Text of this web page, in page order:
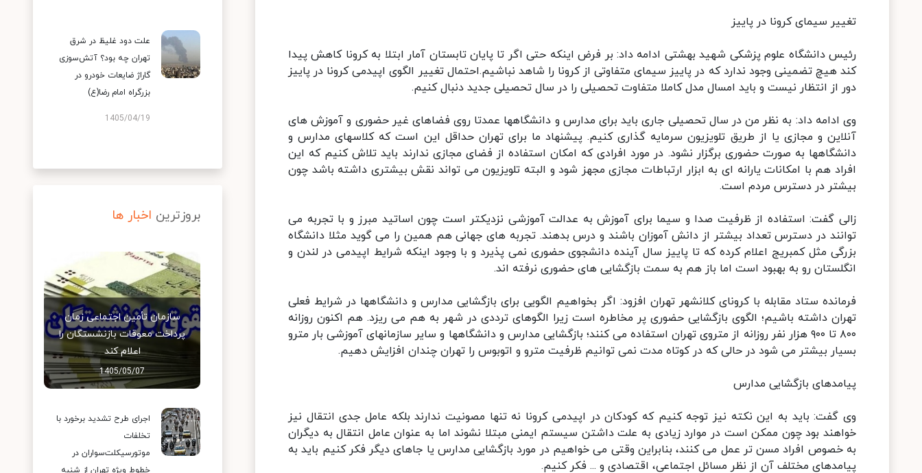
تغییر سیمای کرونا در پاییز
رئیس دانشگاه علوم پزشکی شهید بهشتی ادامه داد: بر فرض اینکه حتی اگر تا پایان تابستان آمار ابتلا به کرونا کاهش پیدا
کند هیچ تضمینی وجود ندارد که در پاییز سیمای متفاوتی از کرونا را شاهد نباشیم.احتمال تغییر الگوی اپیدمی کرونا در پاییز
دور از انتظار نیست و باید امسال مدل کاملا متفاوت تحصیلی را در سال تحصیلی جدید دنبال کنیم.
وی ادامه داد: به نظر من در سال تحصیلی جاری باید برای مدارس و دانشگاهها عمدتا روی فضاهای غیر حضوری و آموزش های
آنلاین و مجازی یا از طریق تلویزیون سرمایه گذاری کنیم. پیشنهاد ما برای تهران حداقل این است که کلاسهای مدارس و
دانشگاهها به صورت حضوری برگزار نشود. در مورد افرادی که امکان استفاده از فضای مجازی ندارند باید تلاش کنیم که این
افراد هم با امکانات یارانه ای به ابزار ارتباطات مجازی مجهز شود و البته تلویزیون می تواند نقش بیشتری داشته باشد چون
بیشتر در دسترس مردم است.
زالی گفت: استفاده از ظرفیت صدا و سیما برای آموزش به عدالت آموزشی نزدیکتر است چون اساتید مبرز و با تجربه می
توانند در دسترس تعداد بیشتر از دانش آموزان باشند و درس بدهند. تجربه های جهانی هم همین را می گوید مثلا دانشگاه
بزرگی مثل کمبریج اعلام کرده که تا پاییز سال آینده دانشجوی حضوری نمی پذیرد و با وجود اینکه شرایط اپیدمی در لندن و
انگلستان رو به بهبود است اما باز هم به سمت بازگشایی های حضوری نرفته اند.
فرمانده ستاد مقابله با کرونای کلانشهر تهران افزود: اگر بخواهیم الگویی برای بازگشایی مدارس و دانشگاهها در شرایط فعلی
تهران داشته باشیم؛ الگوی بازگشایی حضوری پر مخاطره است زیرا الگوهای ترددی در شهر به هم می ریزد. هم اکنون روزانه
۸۰۰ تا ۹۰۰ هزار نفر روزانه از متروی تهران استفاده می کنند؛ بازگشایی مدارس و دانشگاهها و سایر سازمانهای آموزشی بار مترو
بسیار بیشتر می شود در حالی که در کوتاه مدت نمی توانیم ظرفیت مترو و اتوبوس را تهران چندان افزایش دهیم.
پیامدهای بازگشایی مدارس
وی گفت: باید به این نکته نیز توجه کنیم که کودکان در اپیدمی کرونا نه تنها مصونیت ندارند بلکه عامل جدی انتقال نیز
خواهند بود چون ممکن است در موارد زیادی به علت داشتن سیستم ایمنی مبتلا نشوند اما به عنوان عامل انتقال به دیگران
به خصوص افراد مسن تر عمل می کنند، بنابراین وقتی می خواهیم در مورد بازگشایی مدارس یا جاهای دیگر فکر کنیم باید به
پیامدهای مختلف آن از نظر مسائل اجتماعی، اقتصادی و ... فکر کنیم.
علت دود غلیظ در شرق
تهران چه بود؟ آتش‌سوزی
گاراژ ضایعات خودرو در
بزرگراه امام رضا(ع)
1405/04/19
بروزترین اخبار ها
سازمان تأمین اجتماعی زمان
پرداخت معوقات بازنشستگان را
اعلام کند
1405/05/07
اجرای طرح تشدید برخورد با
تخلفات
موتورسیکلت‌سواران در
خطوط ویژه تهران از شنبه